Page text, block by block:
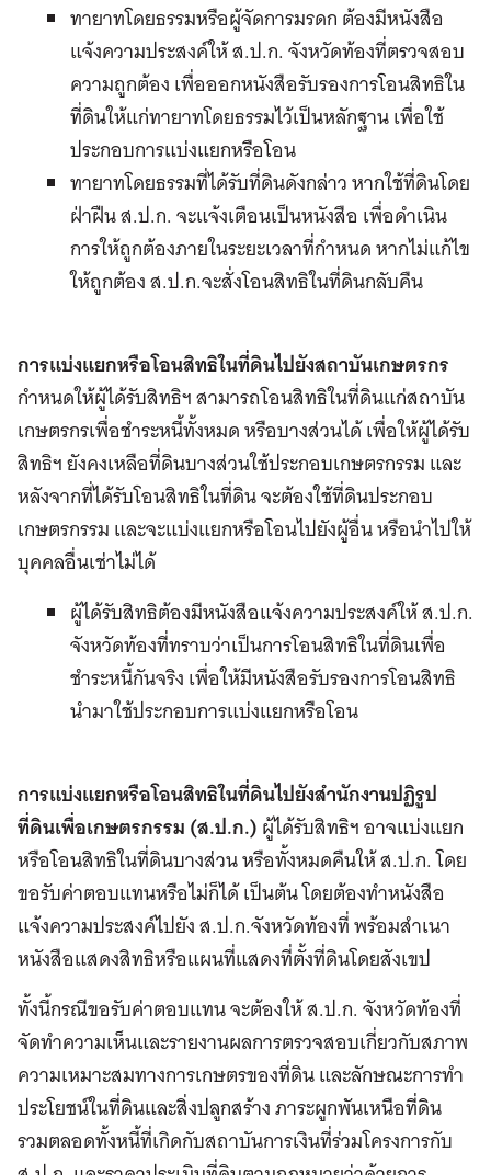
ทายาทโดยธรรมหรือผู้จัดการมรดก ต้องมีหนังสือ
แจ้งความประสงค์ให้ ส.ป.ก. จังหวัดท้องที่ตรวจสอบ
ความถูกต้อง เพื่อออกหนังสือรับรองการโอนสิทธิใน
ที่ดินให้แก่ทายาทโดยธรรมไว้เป็นหลักฐาน เพื่อใช้
ประกอบการแบ่งแยกหรือโอน
ทายาทโดยธรรมที่ได้รับที่ดินดังกล่าว หากใช้ที่ดินโดย
ฝ่าฝืน ส.ป.ก. จะแจ้งเตือนเป็นหนังสือ เพื่อดำเนิน
การให้ถูกต้องภายในระยะเวลาที่กำหนด หากไม่แก้ไข
ให้ถูกต้อง ส.ป.ก.จะสั่งโอนสิทธิในที่ดินกลับคืน
การแบ่งแยกหรือโอนสิทธิในที่ดินไปยังสถาบันเกษตรกร
กำหนดให้ผู้ได้รับสิทธิฯ สามารถโอนสิทธิในที่ดินแก่สถาบัน
เกษตรกรเพื่อชำระหนี้ทั้งหมด หรือบางส่วนได้ เพื่อให้ผู้ได้รับ
สิทธิฯ ยังคงเหลือที่ดินบางส่วนใช้ประกอบเกษตรกรรม และ
หลังจากที่ได้รับโอนสิทธิในที่ดิน จะต้องใช้ที่ดินประกอบ
เกษตรกรรม และจะแบ่งแยกหรือโอนไปยังผู้อื่น หรือนำไปให้
บุคคลอื่นเช่าไม่ได้
ผู้ได้รับสิทธิต้องมีหนังสือแจ้งความประสงค์ให้ ส.ป.ก.
จังหวัดท้องที่ทราบว่าเป็นการโอนสิทธิในที่ดินเพื่อ
ชำระหนี้กันจริง เพื่อให้มีหนังสือรับรองการโอนสิทธิ
นำมาใช้ประกอบการแบ่งแยกหรือโอน
การแบ่งแยกหรือโอนสิทธิในที่ดินไปยังสำนักงานปฏิรูป
ที่ดินเพื่อเกษตรกรรม (ส.ป.ก.)ผู้ได้รับสิทธิฯ อาจแบ่งแยก
หรือโอนสิทธิในที่ดินบางส่วน หรือทั้งหมดคืนให้ ส.ป.ก. โดย
ขอรับค่าตอบแทนหรือไม่ก็ได้ เป็นต้น โดยต้องทำหนังสือ
แจ้งความประสงค์ไปยัง ส.ป.ก.จังหวัดท้องที่ พร้อมสำเนา
หนังสือแสดงสิทธิหรือแผนที่แสดงที่ตั้งที่ดินโดยสังเขป
ทั้งนี้กรณีขอรับค่าตอบแทน จะต้องให้ ส.ป.ก. จังหวัดท้องที่
จัดทำความเห็นและรายงานผลการตรวจสอบเกี่ยวกับสภาพ
ความเหมาะสมทางการเกษตรของที่ดิน และลักษณะการทำ
ประโยชน์ในที่ดินและสิ่งปลูกสร้าง ภาระผูกพันเหนือที่ดิน
รวมตลอดทั้งหนี้ที่เกิดกับสถาบันการเงินที่ร่วมโครงการกับ